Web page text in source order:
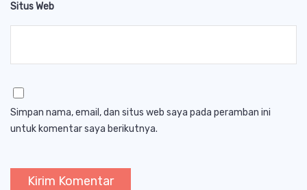
Situs Web
Simpan nama, email, dan situs web saya pada peramban ini
untuk komentar saya berikutnya.